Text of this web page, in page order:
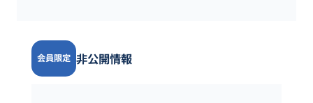
会員限定 非公開情報